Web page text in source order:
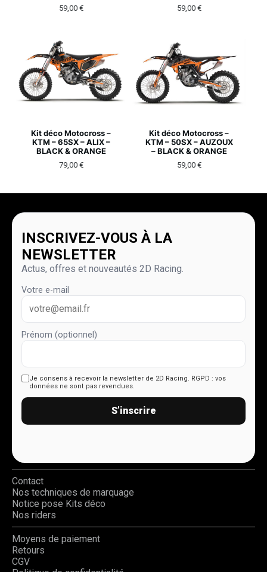
59,00 € 59,00 €
Kit déco Motocross –
KTM – 65SX – ALIX –
BLACK & ORANGE
79,00 €
Kit déco Motocross –
KTM – 50SX – AUZOUX
– BLACK & ORANGE
59,00 €
INSCRIVEZ-VOUS À LA
NEWSLETTER
Actus, offres et nouveautés 2D Racing.
Votre e-mail
Prénom (optionnel)
Je consens à recevoir la newsletter de 2D Racing. RGPD : vos
données ne sont pas revendues.
S’inscrire
Contact
Nos techniques de marquage
Notice pose Kits déco
Nos riders
Moyens de paiement
Retours
CGV